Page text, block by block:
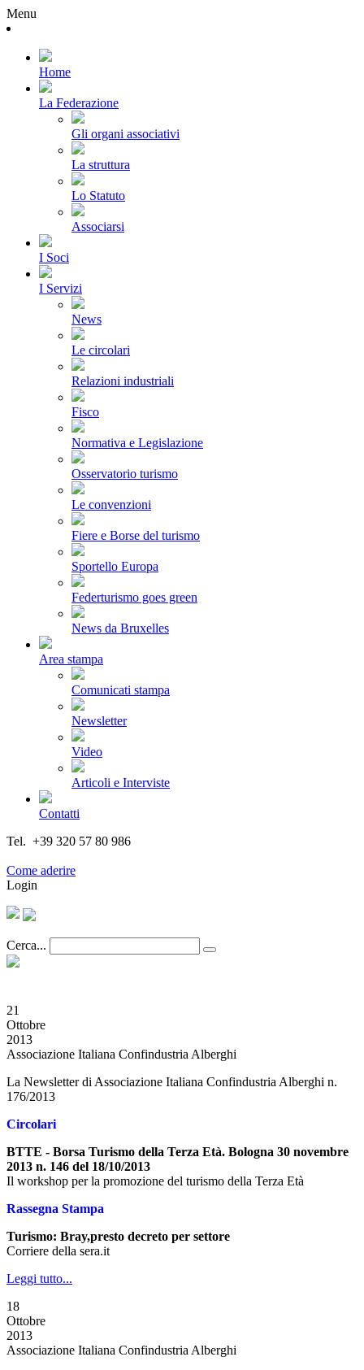
Menu
Home
La Federazione
Gli organi associativi
La struttura
Lo Statuto
Associarsi
I Soci
I Servizi
News
Le circolari
Relazioni industriali
Fisco
Normativa e Legislazione
Osservatorio turismo
Le convenzioni
Fiere e Borse del turismo
Sportello Europa
Federturismo goes green
News da Bruxelles
Area stampa
Comunicati stampa
Newsletter
Video
Articoli e Interviste
Contatti
Tel. +39 320 57 80 986
Come aderire
Login
Cerca...
21
Ottobre
2013
Associazione Italiana Confindustria Alberghi
La Newsletter di Associazione Italiana Confindustria Alberghi n.
176/2013
Circolari
BTTE - Borsa Turismo della Terza Età. Bologna 30 novembre
2013 n. 146 del 18/10/2013
Il workshop per la promozione del turismo della Terza Età
Rassegna Stampa
Turismo: Bray,presto decreto per settore
Corriere della sera.it
Leggi tutto...
18
Ottobre
2013
Associazione Italiana Confindustria Alberghi